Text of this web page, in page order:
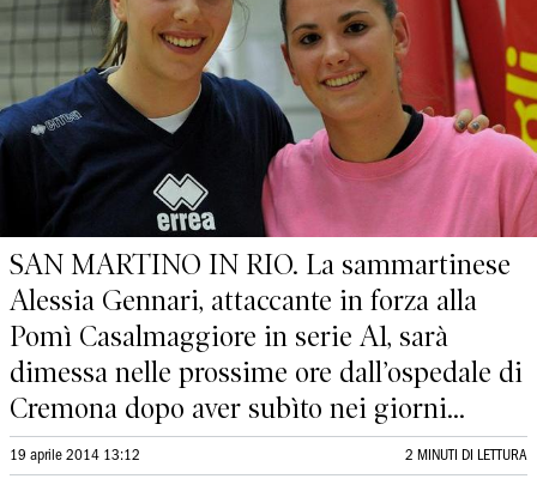
SAN MARTINO IN RIO. La sammartinese
Alessia Gennari, attaccante in forza alla
Pomì Casalmaggiore in serie A1, sarà
dimessa nelle prossime ore dall’ospedale di
Cremona dopo aver subìto nei giorni...
19 aprile 2014 13:12 2 MINUTI DI LETTURA